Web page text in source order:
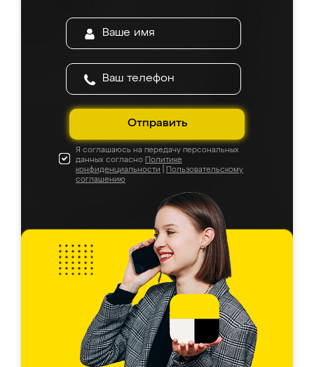
Отправить
Я соглашаюсь на передачу персональных
данных согласно Политике
конфиденциальности
Пользовательскому
соглашению